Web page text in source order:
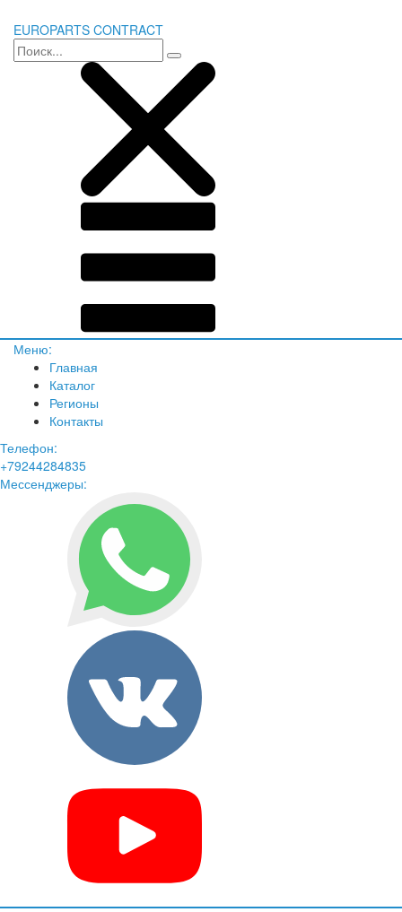
EUROPARTS CONTRACT
Меню:
Главная
Каталог
Регионы
Контакты
Телефон:
+79244284835
Мессенджеры: